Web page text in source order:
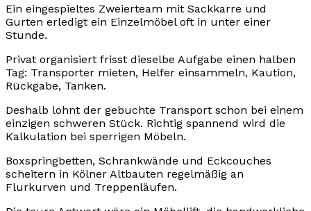
Ein eingespieltes Zweierteam mit Sackkarre und
Gurten erledigt ein Einzelmöbel oft in unter einer
Stunde.
Privat organisiert frisst dieselbe Aufgabe einen halben
Tag: Transporter mieten, Helfer einsammeln, Kaution,
Rückgabe, Tanken.
Deshalb lohnt der gebuchte Transport schon bei einem
einzigen schweren Stück. Richtig spannend wird die
Kalkulation bei sperrigen Möbeln.
Boxspringbetten, Schrankwände und Eckcouches
scheitern in Kölner Altbauten regelmäßig an
Flurkurven und Treppenläufen.